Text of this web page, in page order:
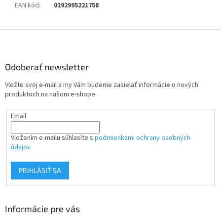
EAN kód: 0192995221758
Odoberať newsletter
Vložte svoj e-mail a my Vám budeme zasielať informácie o nových
produktoch na našom e-shope.
Email
Vložením e-mailu súhlasíte s podmienkami ochrany osobných
údajov
PRIHLÁSIŤ SA
Informácie pre vás